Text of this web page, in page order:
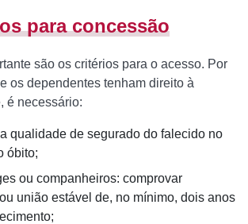
para concessão
são os critérios para o acesso. Por
os dependentes tenham direito à
é necessário:
qualidade de segurado do falecido no
óbito;
ou companheiros: comprovar
união estável de, no mínimo, dois anos